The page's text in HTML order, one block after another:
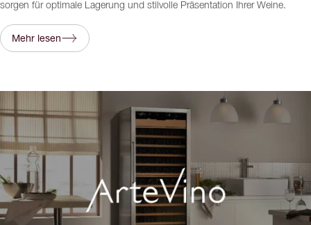
sorgen für optimale Lagerung und stilvolle Präsentation Ihrer Weine.
Mehr lesen